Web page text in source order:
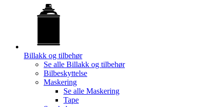
Billakk og tilbehør
Se alle Billakk og tilbehør
Bilbeskyttelse
Maskering
Se alle Maskering
Tape